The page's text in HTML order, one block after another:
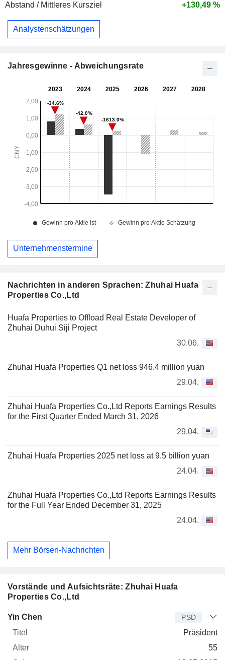
Nachrichten in anderen Sprachen: Zhuhai Huafa
Properties Co.,Ltd
Huafa Properties to Offload Real Estate Developer of
Zhuhai Duhui Siji Project
30.06.
Zhuhai Huafa Properties Q1 net loss 946.4 million yuan
29.04.
Zhuhai Huafa Properties Co.,Ltd Reports Earnings Results
for the First Quarter Ended March 31, 2026
29.04.
Zhuhai Huafa Properties 2025 net loss at 9.5 billion yuan
24.04.
Zhuhai Huafa Properties Co.,Ltd Reports Earnings Results
for the Full Year Ended December 31, 2025
24.04.
Mehr Börsen-Nachrichten
Vorstände und Aufsichtsräte: Zhuhai Huafa
Properties Co.,Ltd
Manager
Yin Chen PSD
Präsident
55
Abstand / Mittleres Kursziel
+130,49 %
Analystenschätzungen
Jahresgewinne - Abweichungsrate
Unternehmenstermine